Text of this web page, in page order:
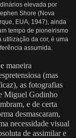
elevada por
Shore (Nova
EUA, 1947), ainda
tempo de pioneirismo
utilização da cor, é uma
assumida.
maneira
(mas
as fotografias
Miguel Godinho
e de certa
desmascaram,
necessidade visual
de assimilar e